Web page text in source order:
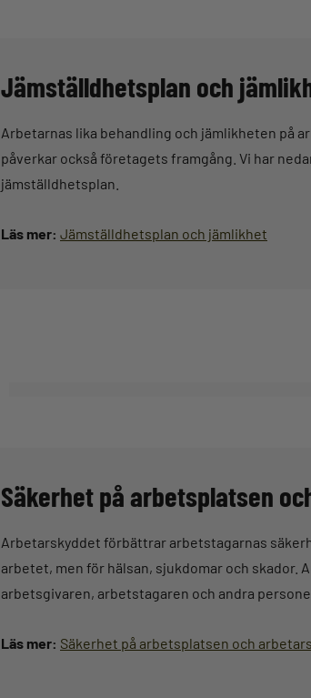
Jämställdhetsplan och
Arbetarnas lika behandling och jämlikheten på
påverkar också företagets framgång. Vi har
jämställdhetsplan.
Läs mer: Jämställdhetsplan och jämlikhet
Säkerhet på arbetsplatsen
Arbetarskyddet förbättrar arbetstagarnas
arbetet, men för hälsan, sjukdomar och
arbetsgivaren, arbetstagaren och andra
Läs mer: Säkerhet på arbetsplatsen och